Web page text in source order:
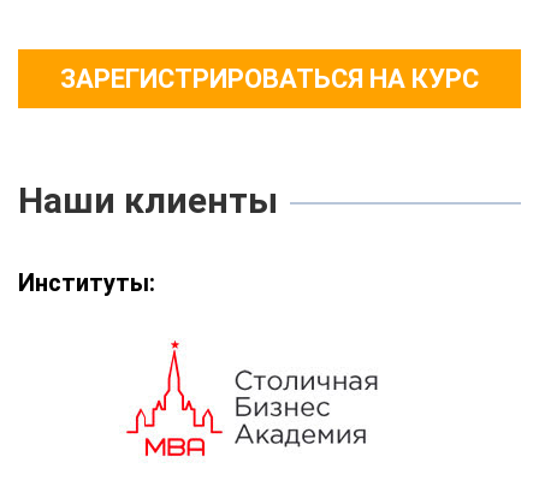
ЗАРЕГИСТРИРОВАТЬСЯ НА КУРС
Наши клиенты
Институты: